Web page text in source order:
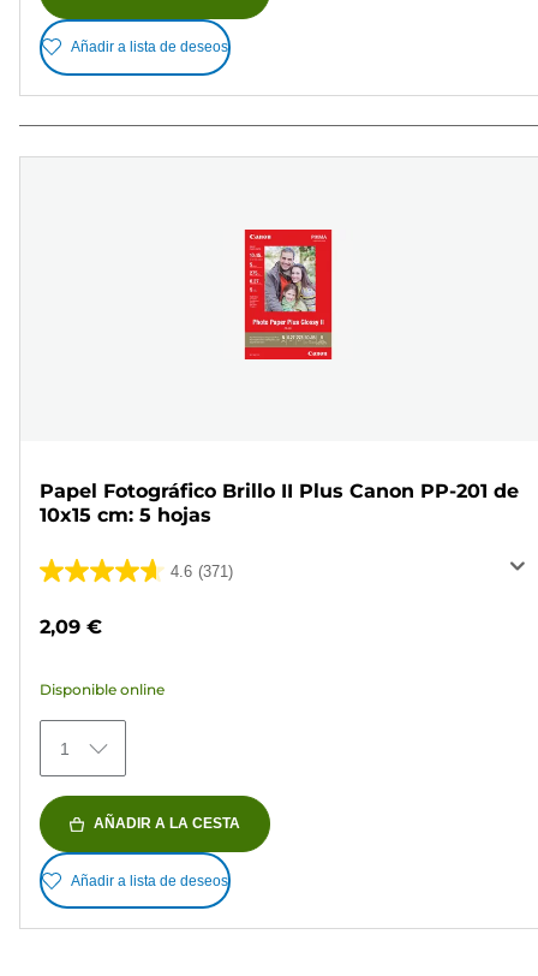
Añadir a lista de deseos
Papel Fotográfico Brillo II Plus Canon PP-201 de
10x15 cm: 5 hojas
4.6 (371)
4.6
371
reseñas
2,09 €
Disponible online
1
AÑADIR A LA CESTA
Añadir a lista de deseos